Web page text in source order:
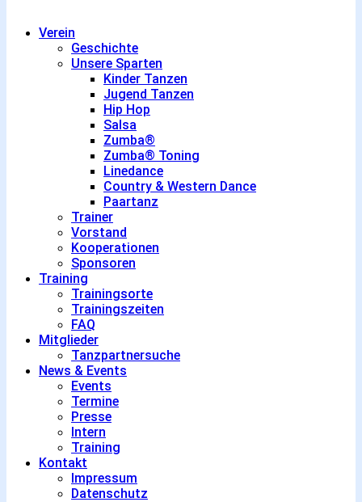
Verein
Geschichte
Unsere Sparten
Kinder Tanzen
Jugend Tanzen
Hip Hop
Salsa
Zumba®
Zumba® Toning
Linedance
Country & Western Dance
Paartanz
Trainer
Vorstand
Kooperationen
Sponsoren
Training
Trainingsorte
Trainingszeiten
FAQ
Mitglieder
Tanzpartnersuche
News & Events
Events
Termine
Presse
Intern
Training
Kontakt
Impressum
Datenschutz